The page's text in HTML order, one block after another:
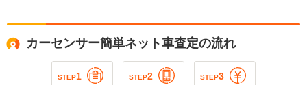
カーセンサー簡単ネット車査定の流れ
STEP1 STEP2 STEP3